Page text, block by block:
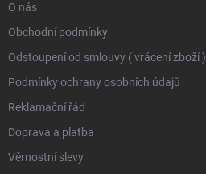
O nás
Obchodní podmínky
Odstoupení od smlouvy ( vrácení zboží )
Podmínky ochrany osobních údajů
Reklamační řád
Doprava a platba
Věrnostní slevy